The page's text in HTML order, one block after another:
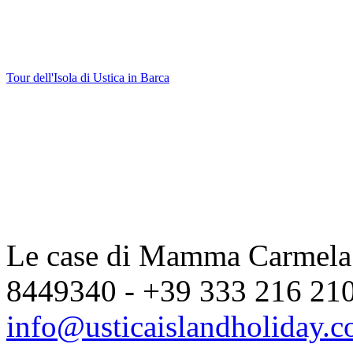
Tour dell'Isola di Ustica in Barca
Le case di Mamma
8449340 - +39 333 216